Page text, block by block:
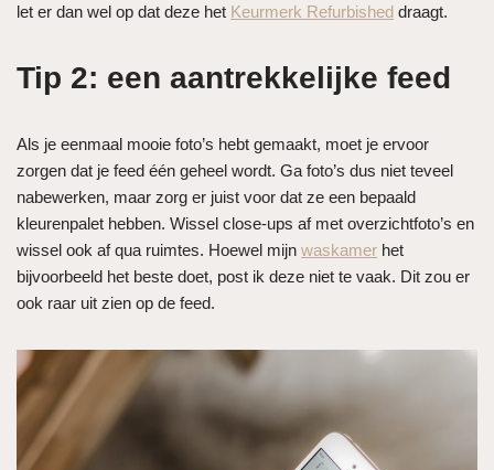
let er dan wel op dat deze het Keurmerk Refurbished draagt.
Tip 2: een aantrekkelijke feed
Als je eenmaal mooie foto’s hebt gemaakt, moet je ervoor
zorgen dat je feed één geheel wordt. Ga foto’s dus niet teveel
nabewerken, maar zorg er juist voor dat ze een bepaald
kleurenpalet hebben. Wissel close-ups af met overzichtfoto’s en
wissel ook af qua ruimtes. Hoewel mijn waskamer het
bijvoorbeeld het beste doet, post ik deze niet te vaak. Dit zou er
ook raar uit zien op de feed.